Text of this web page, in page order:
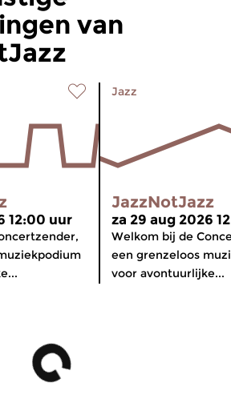
van
12:00 uur
Jazz
JazzNotJazz
za 29 aug 2026
Welkom bij de
een grenzeloos
voor avontuurlijke...